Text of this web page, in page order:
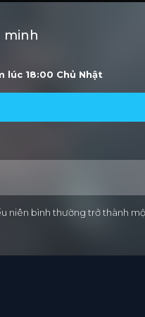
minh
lúc 18:00 Chủ Nhật
niên bình thường trở thành